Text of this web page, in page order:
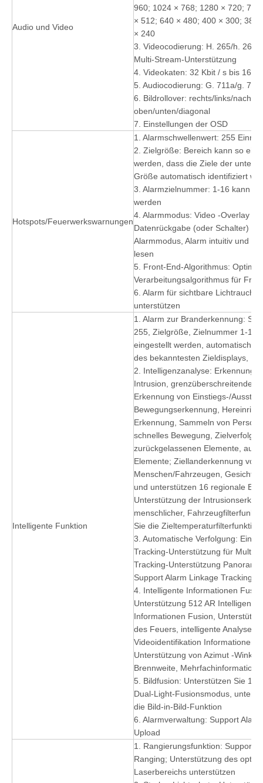
Audio und Video
960; 1024 × 768; 1280 × 720; 704
× 512; 640 × 480; 400 × 300; 384
× 240
3. Videocodierung: H. 265/h. 264/
Multi-Stream-Unterstützung
4. Videokaten: 32 Kbit / s bis 16
5. Audiocodierung: G. 711a/g.
6. Bildrollover: rechts/links/nach
oben/unten/diagonal
7. Einstellungen der OSD
Hotspots/Feuerwerkswarnungen
1. Alarmschwellenwert: 255
2. Zielgröße: Bereich kann so
werden, dass die Ziele der
Größe automatisch identifiziert
3. Alarmzielnummer: 1-16 kann
werden
4. Alarmmodus: Video -Overlay -
Datenrückgabe (oder Schalter)
Alarmmodus, Alarm intuitiv und
lesen
5. Front-End-Algorithmus:
Verarbeitungsalgorithmus für
6. Alarm für sichtbare
unterstützen
Intelligente Funktion
1. Alarm zur Branderkennung:
255, Zielgröße, Zielnummer 1-16
eingestellt werden, automatische
des bekanntesten Zieldisplays,
2. Intelligenzanalyse: Erkennung
Intrusion, grenzüberschreitende
Erkennung von Einstiegs-/
Bewegungserkennung,
Erkennung, Sammeln von
schnelles Bewegung,
zurückgelassenen Elemente,
Elemente; Ziellanderkennung von
Menschen/Fahrzeugen,
und unterstützen 16 regionale
Unterstützung der
menschlicher,
Sie die Zieltemperaturfilterfunktion
3. Automatische Verfolgung:
Tracking-Unterstützung für Multi-
Tracking-Unterstützung
Support Alarm Linkage Tracking
4. Intelligente Informationen
Unterstützung 512 AR Intelligente
Informationen Fusion,
des Feuers, intelligente Analyse
Videoidentifikation Informationen
Unterstützung von Azimut -
Brennweite,
5. Bildfusion: Unterstützen Sie 18
Dual-Light-Fusionsmodus,
die Bild-in-Bild-Funktion
6. Alarmverwaltung: Support
Upload
1. Rangierungsfunktion: Support
Ranging; Unterstützung des
Laserbereichs unterstützen